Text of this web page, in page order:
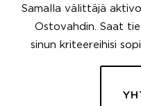
Samalla välittäjä
Ostovahdin. Saat
sinun kriteereihisi